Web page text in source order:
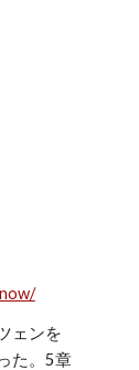
ェンを
た。5章